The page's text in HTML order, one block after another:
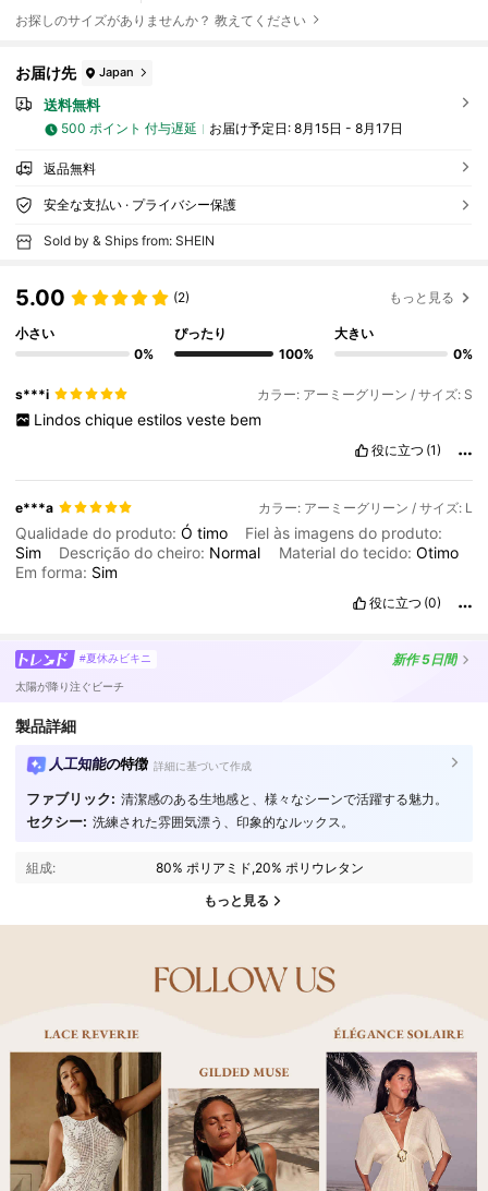
お探しのサイズがありませんか？ 教えてください
お届け先 Japan
送料無料
500 ポイント 付与遅延 お届け予定日: 8月15日 - 8月17日
返品無料
安全な支払い · プライバシー保護
Sold by & Ships from: SHEIN
5.00 (2) もっと見る
小さい
0%
ぴったり
100%
大きい
0%
s***i カラー: アーミーグリーン / サイズ: S
Lindos chique estilos veste bem
役に立つ (1)
e***a カラー: アーミーグリーン / サイズ: L
Qualidade do produto:Ótimo
Fiel às imagens do produto:
Sim
Descrição do cheiro: Normal Material do tecido: Otimo
Em forma: Sim
役に立つ (0)
#夏休みビキニ 新作5日間
太陽が降り注ぐビーチ
製品詳細
人工知能の特徴 詳細に基づいて作成
ファブリック: 清潔感のある生地感と、様々なシーンで活躍する魅力。
セクシー: 洗練された雰囲気漂う、印象的なルックス。
組成: 80% ポリアミド,20% ポリウレタン
もっと見る